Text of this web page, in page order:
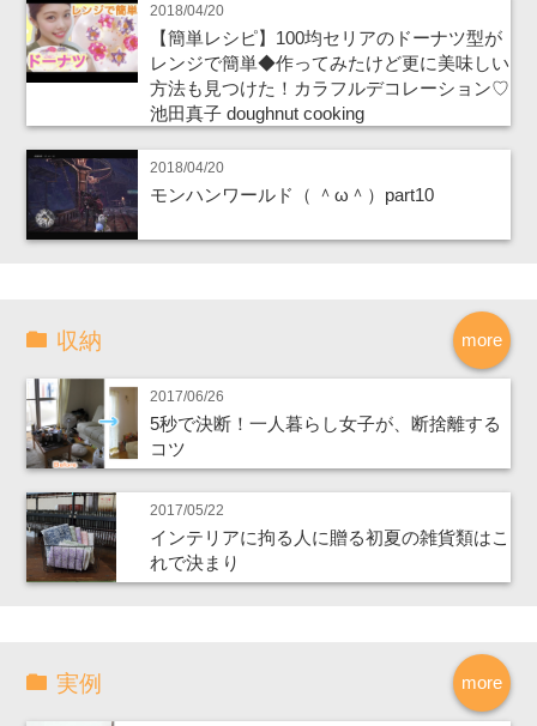
2018/04/20
【簡単レシピ】100均セリアのドーナツ型が
レンジで簡単◆作ってみたけど更に美味しい
方法も見つけた！カラフルデコレーション♡
池田真子 doughnut cooking
2018/04/20
モンハンワールド（ ＾ω＾）part10
more
収納
2017/06/26
5秒で決断！一人暮らし女子が、断捨離する
コツ
2017/05/22
インテリアに拘る人に贈る初夏の雑貨類はこ
れで決まり
more
実例